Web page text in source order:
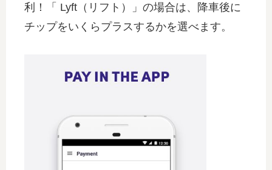
利！「 Lyft（リフト）」の場合は、降車後に
チップをいくらプラスするかを選べます。